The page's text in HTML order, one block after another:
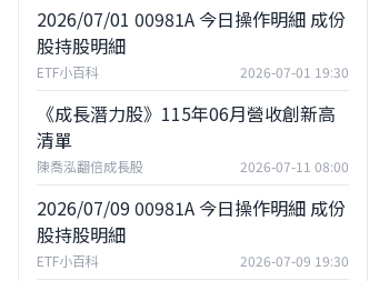
2026/07/01 00981A 今日操作明細 成份
股持股明細
ETF小百科 2026-07-01 19:30
《成長潛力股》115年06月營收創新高
清單
陳喬泓翻倍成長股 2026-07-11 08:00
2026/07/09 00981A 今日操作明細 成份
股持股明細
ETF小百科 2026-07-09 19:30